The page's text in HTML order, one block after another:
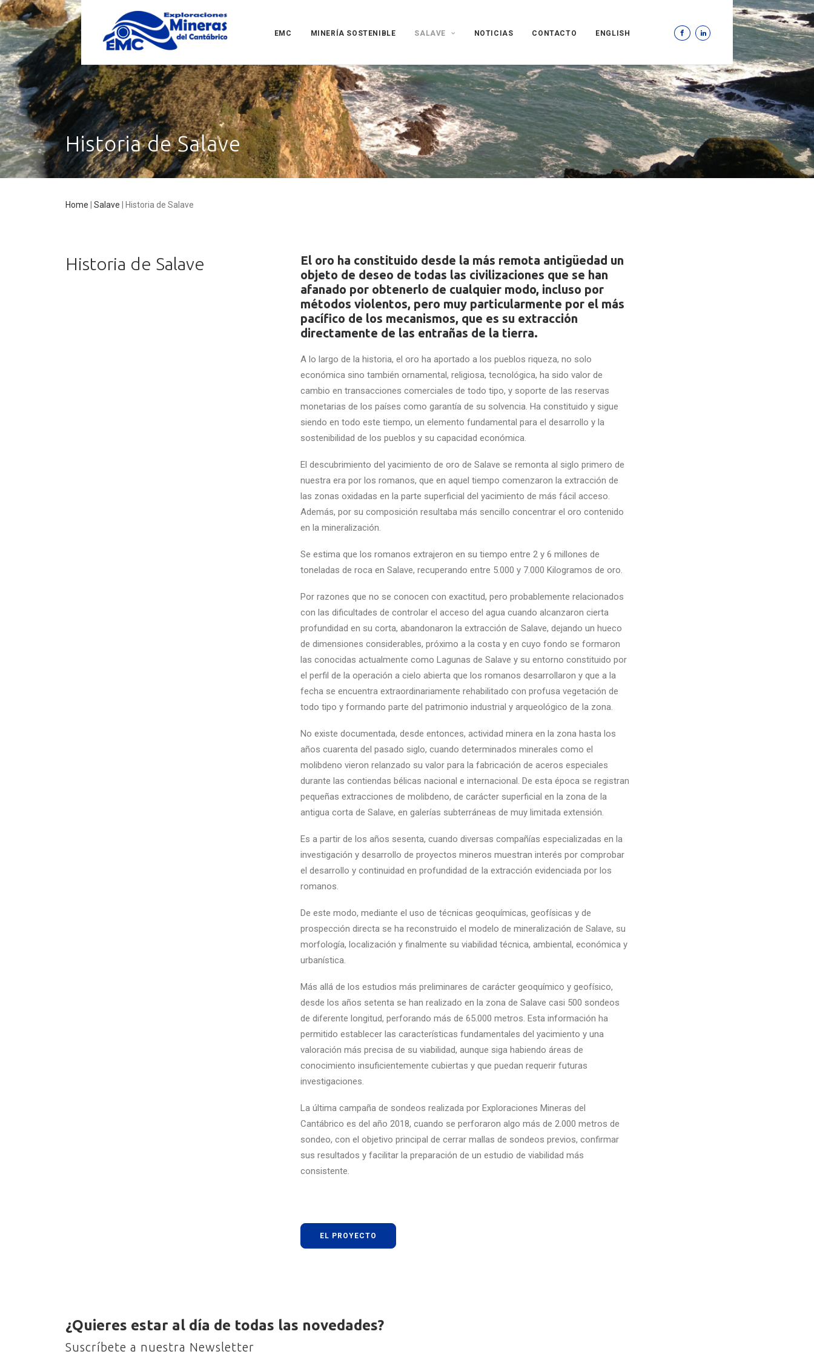
EMC MINERÍA SOSTENIBLE SALAVE NOTICIAS CONTACTO ENGLISH
Historia de Salave
Home Salave Historia de Salave
Historia de Salave
El oro ha constituido desde la más remota antigüedad un
objeto de deseo de todas las civilizaciones que se han
afanado por obtenerlo de cualquier modo, incluso por
métodos violentos, pero muy particularmente por el más
pacífico de los mecanismos, que es su extracción
directamente de las entrañas de la tierra.
A lo largo de la historia, el oro ha aportado a los pueblos riqueza, no solo
económica sino también ornamental, religiosa, tecnológica, ha sido valor de
cambio en transacciones comerciales de todo tipo, y soporte de las reservas
monetarias de los países como garantía de su solvencia. Ha constituido y sigue
siendo en todo este tiempo, un elemento fundamental para el desarrollo y la
sostenibilidad de los pueblos y su capacidad económica.
El descubrimiento del yacimiento de oro de Salave se remonta al siglo primero de
nuestra era por los romanos, que en aquel tiempo comenzaron la extracción de
las zonas oxidadas en la parte superficial del yacimiento de más fácil acceso.
Además, por su composición resultaba más sencillo concentrar el oro contenido
en la mineralización.
Se estima que los romanos extrajeron en su tiempo entre 2 y 6 millones de
toneladas de roca en Salave, recuperando entre 5.000 y 7.000 Kilogramos de oro.
Por razones que no se conocen con exactitud, pero probablemente relacionados
con las dificultades de controlar el acceso del agua cuando alcanzaron cierta
profundidad en su corta, abandonaron la extracción de Salave, dejando un hueco
de dimensiones considerables, próximo a la costa y en cuyo fondo se formaron
las conocidas actualmente como Lagunas de Salave y su entorno constituido por
el perfil de la operación a cielo abierta que los romanos desarrollaron y que a la
fecha se encuentra extraordinariamente rehabilitado con profusa vegetación de
todo tipo y formando parte del patrimonio industrial y arqueológico de la zona.
No existe documentada, desde entonces, actividad minera en la zona hasta los
años cuarenta del pasado siglo, cuando determinados minerales como el
molibdeno vieron relanzado su valor para la fabricación de aceros especiales
durante las contiendas bélicas nacional e internacional. De esta época se registran
pequeñas extracciones de molibdeno, de carácter superficial en la zona de la
antigua corta de Salave, en galerías subterráneas de muy limitada extensión.
Es a partir de los años sesenta, cuando diversas compañías especializadas en la
investigación y desarrollo de proyectos mineros muestran interés por comprobar
el desarrollo y continuidad en profundidad de la extracción evidenciada por los
romanos.
De este modo, mediante el uso de técnicas geoquímicas, geofísicas y de
prospección directa se ha reconstruido el modelo de mineralización de Salave, su
morfología, localización y finalmente su viabilidad técnica, ambiental, económica y
urbanística.
Más allá de los estudios más preliminares de carácter geoquímico y geofísico,
desde los años setenta se han realizado en la zona de Salave casi 500 sondeos
de diferente longitud, perforando más de 65.000 metros. Esta información ha
permitido establecer las características fundamentales del yacimiento y una
valoración más precisa de su viabilidad, aunque siga habiendo áreas de
conocimiento insuficientemente cubiertas y que puedan requerir futuras
investigaciones.
La última campaña de sondeos realizada por Exploraciones Mineras del
Cantábrico es del año 2018, cuando se perforaron algo más de 2.000 metros de
sondeo, con el objetivo principal de cerrar mallas de sondeos previos, confirmar
sus resultados y facilitar la preparación de un estudio de viabilidad más
consistente.
EL PROYECTO
¿Quieres estar al día de todas las novedades?
Suscríbete a nuestra Newsletter